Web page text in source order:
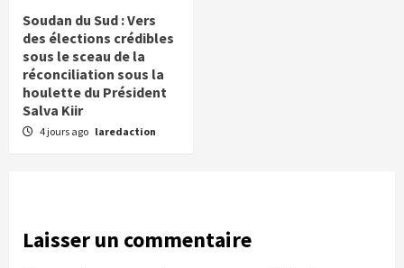
Soudan du Sud : Vers
des élections crédibles
sous le sceau de la
réconciliation sous la
houlette du Président
Salva Kiir
4 jours ago laredaction
Laisser un commentaire